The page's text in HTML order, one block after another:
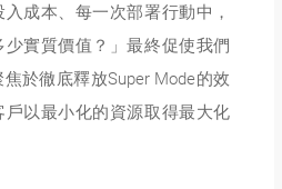
成本、每一次部署行動中，
實質價值？」最終促使我們
於徹底釋放Super Mode的效
以最小化的資源取得最大化